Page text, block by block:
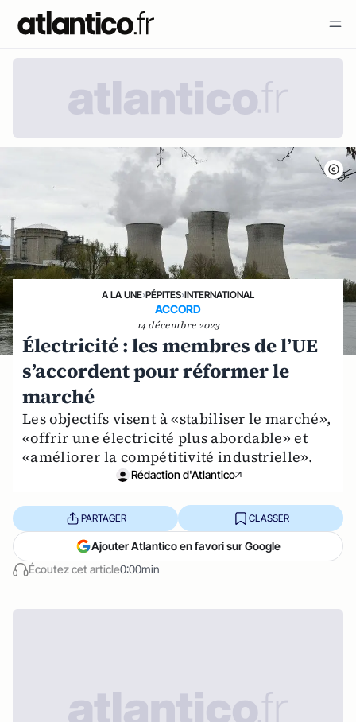
A LA UNE›PÉPITES›INTERNATIONAL
ACCORD
14 décembre 2023
Électricité : les membres de l’UE
s’accordent pour réformer le
marché
Les objectifs visent à «stabiliser le marché»,
«offrir une électricité plus abordable» et
«améliorer la compétitivité industrielle».
Rédaction d'Atlantico
Écoutez cet article0:00min
PARTAGER CLASSER
Ajouter Atlantico en favori sur Google